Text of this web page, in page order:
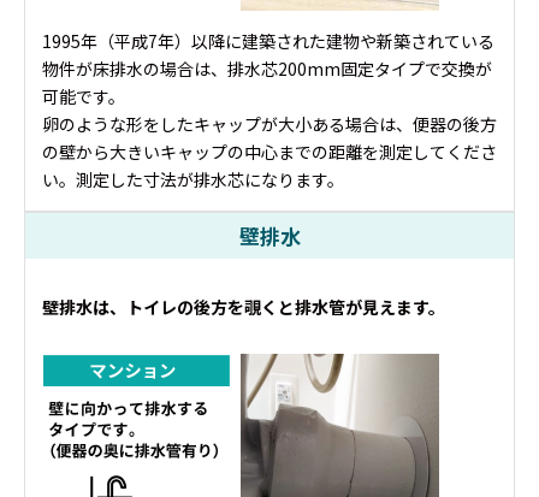
1995年（平成7年）以降に建築された建物や新築されている
物件が床排水の場合は、排水芯200mm固定タイプで交換が
可能です。
卵のような形をしたキャップが大小ある場合は、便器の後方
の壁から大きいキャップの中心までの距離を測定してくださ
い。測定した寸法が排水芯になります。
壁排水
壁排水は、トイレの後方を覗くと排水管が見えます。